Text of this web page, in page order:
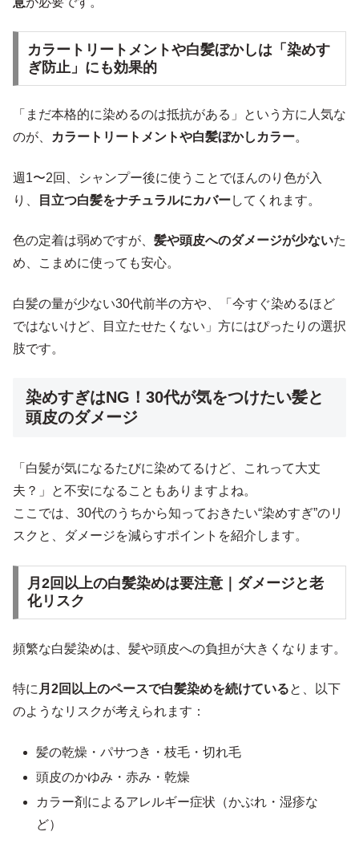
カラートリートメントや白髪ぼかしは「染めす
ぎ防止」にも効果的
「まだ本格的に染めるのは抵抗がある」という方に人気な
のが、
カラートリートメントや白髪ぼかしカラー。
週1〜2回、シャンプー後に使うことでほんのり色が入
り、
目立つ白髪をナチュラルにカバーしてくれます。
色の定着は弱めですが、 髪や頭皮へのダメージが少ないた
め、こまめに使っても安心。
白髪の量が少ない30代前半の方や、「今すぐ染めるほど
ではないけど、目立たせたくない」方にはぴったりの選択
肢です。
染めすぎはNG！30代が気をつけたい髪と
頭皮のダメージ
「白髪が気になるたびに染めてるけど、これって大丈
夫？」と不安になることもありますよね。
ここでは、30代のうちから知っておきたい“染めすぎ”のリ
スクと、ダメージを減らすポイントを紹介します。
月2回以上の白髪染めは要注意｜ダメージと老
化リスク
頻繁な白髪染めは、髪や頭皮への負担が大きくなります。
特に 月2回以上のペースで白髪染めを続けていると、以下
のようなリスクが考えられます：
髪の乾燥・パサつき・枝毛・切れ毛
頭皮のかゆみ・赤み・乾燥
カラー剤によるアレルギー症状（かぶれ・湿疹な
ど）